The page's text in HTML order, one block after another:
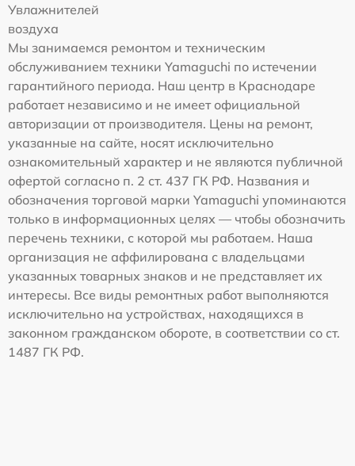
Увлажнителей
воздуха
Мы занимаемся ремонтом и техническим
обслуживанием техники Yamaguchi по истечении
гарантийного периода. Наш центр в Краснодаре
работает независимо и не имеет официальной
авторизации от производителя. Цены на ремонт,
указанные на сайте, носят исключительно
ознакомительный характер и не являются публичной
офертой согласно п. 2 ст. 437 ГК РФ. Названия и
обозначения торговой марки Yamaguchi упоминаются
только в информационных целях — чтобы обозначить
перечень техники, с которой мы работаем. Наша
организация не аффилирована с владельцами
указанных товарных знаков и не представляет их
интересы. Все виды ремонтных работ выполняются
исключительно на устройствах, находящихся в
законном гражданском обороте, в соответствии со ст.
1487 ГК РФ.